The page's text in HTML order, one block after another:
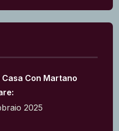
Con Martano
2025